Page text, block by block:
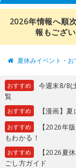
2026年情報へ順
報もござ
夏休みイベント・
おすすめ
今週末8/8(
覧
おすすめ 【漫画】
おすすめ
【2026年
もわかる！
おすすめ
【2026夏
ごし方ガイド